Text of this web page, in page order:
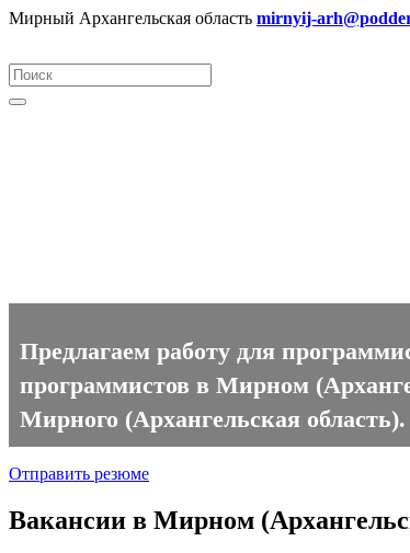
Мирный Архангельская область mirnyij-
Предлагаем работу для
программистов в Мирном
Мирного (Архангельская область).
Отправить резюме
Вакансии в Мирном